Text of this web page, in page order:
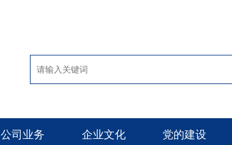
公司业务 企业文化 党的建设